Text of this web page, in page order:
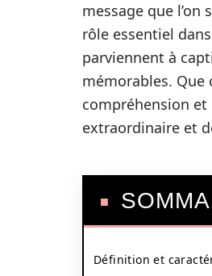
message que
rôle essentiel
parviennent à
mémorables.
compréhension
extraordinaire et
Définition et